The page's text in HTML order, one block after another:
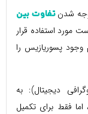
تفاوت بین
مورد استفاده قرار
وجود پسوریازیس را
دیجیتال): به
فقط برای تکمیل